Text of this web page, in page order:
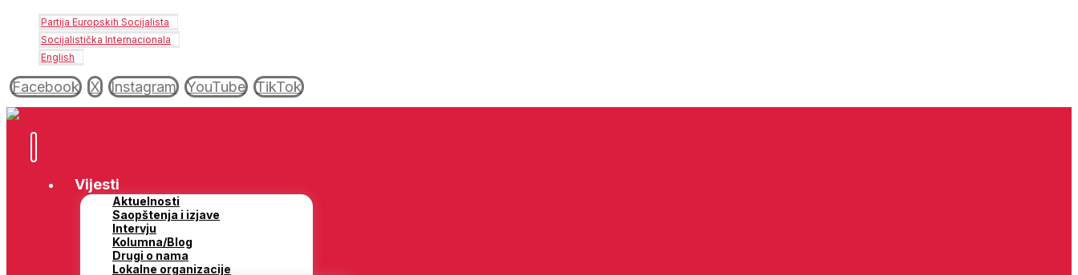
Partija Europskih Socijalista
Socijalistička Internacionala
English
Facebook X Instagram YouTube TikTok
Vijesti
Aktuelnosti
Saopštenja i izjave
Intervju
Kolumna/Blog
Drugi o nama
Lokalne organizacije